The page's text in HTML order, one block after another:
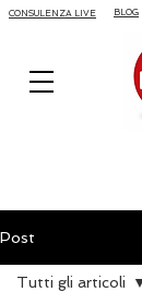
CONSULENZA LIVE BLOG
Post
Tutti gli articoli